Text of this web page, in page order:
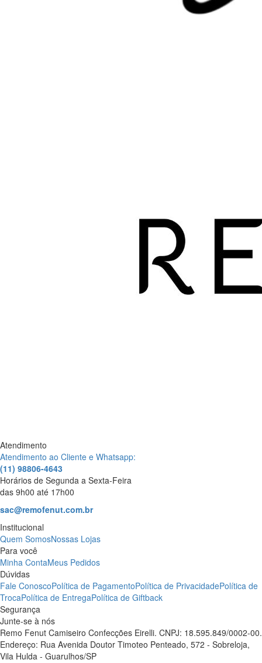
Atendimento
Atendimento ao Cliente e Whatsapp:
(11) 98806-4643
Horários de Segunda a Sexta-Feira
das 9h00 até 17h00
sac@remofenut.com.br
Institucional
Quem SomosNossas Lojas
Para você
Minha ContaMeus Pedidos
Dúvidas
Fale ConoscoPolítica de PagamentoPolítica de PrivacidadePolítica de
TrocaPolítica de EntregaPolítica de Giftback
Segurança
Junte-se à nós
Remo Fenut Camiseiro Confecções Eirelli. CNPJ: 18.595.849/0002-00.
Endereço: Rua Avenida Doutor Timoteo Penteado, 572 - Sobreloja,
Vila Hulda - Guarulhos/SP